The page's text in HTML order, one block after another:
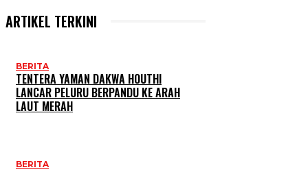
ARTIKEL TERKINI
BERITA
TENTERA YAMAN DAKWA HOUTHI
LANCAR PELURU BERPANDU KE ARAH
LAUT MERAH
BERITA